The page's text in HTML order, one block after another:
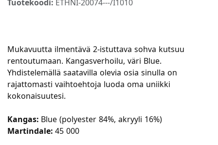
Tuotekoodi: ETHNI-20074---/I1010
Mukavuutta ilmentävä 2-istuttava sohva kutsuu
rentoutumaan. Kangasverhoilu, väri Blue.
Yhdistelemällä saatavilla olevia osia sinulla on
rajattomasti vaihtoehtoja luoda oma uniikki
kokonaisuutesi.
Kangas: Blue (polyester 84%, akryyli 16%)
Martindale: 45 000